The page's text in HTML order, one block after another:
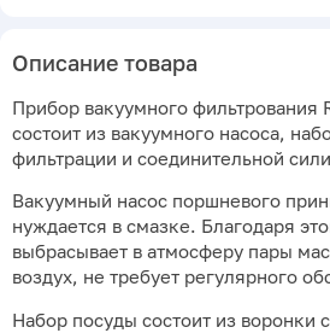
Описание товара
Прибор вакуумного фильтрования
состоит из вакуумного насоса,
фильтрации и соединительной
Вакуумный насос поршневого
нуждается в смазке. Благодаря
выбрасывает в атмосферу пары
воздух, не требует регулярного
Набор посуды состоит из воронки